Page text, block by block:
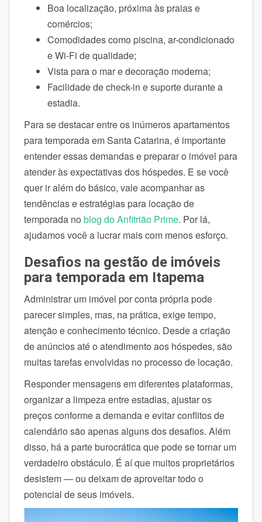
Boa localização, próxima às praias e
comércios;
Comodidades como piscina, ar-condicionado
e Wi-Fi de qualidade;
Vista para o mar e decoração moderna;
Facilidade de check-in e suporte durante a
estadia.
Para se destacar entre os inúmeros apartamentos
para temporada em Santa Catarina, é importante
entender essas demandas e preparar o imóvel para
atender às expectativas dos hóspedes. E se você
quer ir além do básico, vale acompanhar as
tendências e estratégias para locação de
temporada no blog do Anfitrião Prime. Por lá,
ajudamos você a lucrar mais com menos esforço.
Desafios na gestão de imóveis
para temporada em Itapema
Administrar um imóvel por conta própria pode
parecer simples, mas, na prática, exige tempo,
atenção e conhecimento técnico. Desde a criação
de anúncios até o atendimento aos hóspedes, são
muitas tarefas envolvidas no processo de locação.
Responder mensagens em diferentes plataformas,
organizar a limpeza entre estadias, ajustar os
preços conforme a demanda e evitar conflitos de
calendário são apenas alguns dos desafios. Além
disso, há a parte burocrática que pode se tornar um
verdadeiro obstáculo. É aí que muitos proprietários
desistem — ou deixam de aproveitar todo o
potencial de seus imóveis.